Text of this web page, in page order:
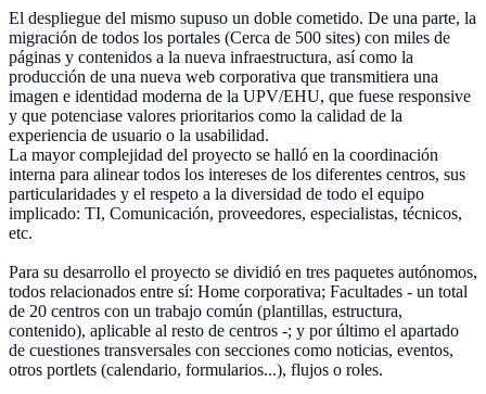
El despliegue del mismo supuso un doble cometido. De una parte, la
migración de todos los portales (Cerca de 500 sites) con miles de
páginas y contenidos a la nueva infraestructura, así como la
producción de una nueva web corporativa que transmitiera una
imagen e identidad moderna de la UPV/EHU, que fuese responsive
y que potenciase valores prioritarios como la calidad de la
experiencia de usuario o la usabilidad.
La mayor complejidad del proyecto se halló en la coordinación
interna para alinear todos los intereses de los diferentes centros, sus
particularidades y el respeto a la diversidad de todo el equipo
implicado: TI, Comunicación, proveedores, especialistas, técnicos,
etc.
Para su desarrollo el proyecto se dividió en tres paquetes autónomos,
todos relacionados entre sí: Home corporativa; Facultades - un total
de 20 centros con un trabajo común (plantillas, estructura,
contenido), aplicable al resto de centros -; y por último el apartado
de cuestiones transversales con secciones como noticias, eventos,
otros portlets (calendario, formularios...), flujos o roles.